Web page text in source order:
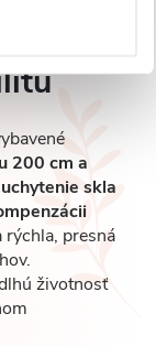
200 cm a
skla
rýchla, presná
životnosť